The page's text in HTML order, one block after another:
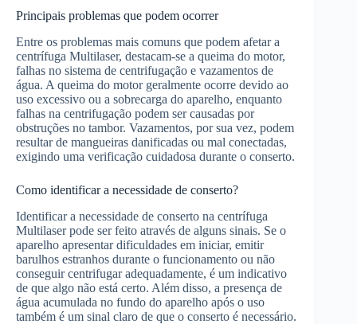
Principais problemas que podem ocorrer
Entre os problemas mais comuns que podem afetar a
centrífuga Multilaser, destacam-se a queima do motor,
falhas no sistema de centrifugação e vazamentos de
água. A queima do motor geralmente ocorre devido ao
uso excessivo ou a sobrecarga do aparelho, enquanto
falhas na centrifugação podem ser causadas por
obstruções no tambor. Vazamentos, por sua vez, podem
resultar de mangueiras danificadas ou mal conectadas,
exigindo uma verificação cuidadosa durante o conserto.
Como identificar a necessidade de conserto?
Identificar a necessidade de conserto na centrífuga
Multilaser pode ser feito através de alguns sinais. Se o
aparelho apresentar dificuldades em iniciar, emitir
barulhos estranhos durante o funcionamento ou não
conseguir centrifugar adequadamente, é um indicativo
de que algo não está certo. Além disso, a presença de
água acumulada no fundo do aparelho após o uso
também é um sinal claro de que o conserto é necessário.